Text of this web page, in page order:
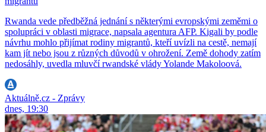
Rwanda vede předběžná jednání s některými evropskými zeměmi o
spolupráci v oblasti migrace, napsala agentura AFP. Kigali by podle
návrhu mohlo přijímat rodiny migrantů, kteří uvízli na cestě, nemají
kam jít nebo jsou z různých důvodů v ohrožení. Země dohody zatím
nedosáhly, uvedla mluvčí rwandské vlády Yolande Makoloová.
Aktuálně.cz - Zprávy
dnes, 19:30